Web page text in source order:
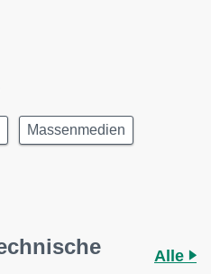
Massenmedien
Alle